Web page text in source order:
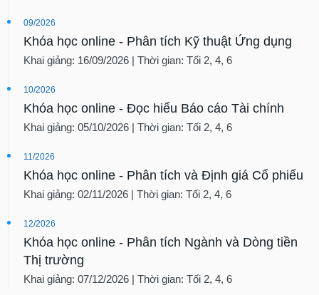
09/2026
Khóa học online - Phân tích Kỹ thuật Ứng dụng
Khai giảng: 16/09/2026 | Thời gian: Tối 2, 4, 6
10/2026
Khóa học online - Đọc hiểu Báo cáo Tài chính
Khai giảng: 05/10/2026 | Thời gian: Tối 2, 4, 6
11/2026
Khóa học online - Phân tích và Định giá Cổ phiếu
Khai giảng: 02/11/2026 | Thời gian: Tối 2, 4, 6
12/2026
Khóa học online - Phân tích Ngành và Dòng tiền
Thị trường
Khai giảng: 07/12/2026 | Thời gian: Tối 2, 4, 6